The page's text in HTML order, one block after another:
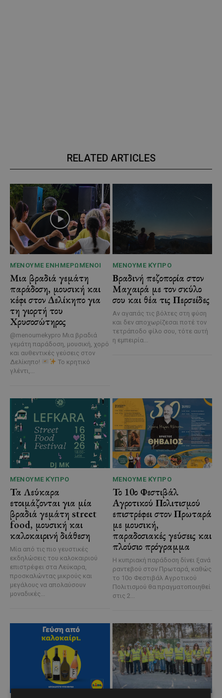
RELATED ARTICLES
ΜΈΝΟΥΜΕ ΕΝΗΜΕΡΩΜΈΝΟΙ
Μια βραδιά γεμάτη
παράδοση, μουσική και
κέφι στον Δελίκηπο για
τη γιορτή του
Χρυσοσώτηρος
@menoumekypro Μια βραδιά
γεμάτη παράδοση, μουσική, χορό
και αυθεντικές γεύσεις στον
Δελίκηπο!
Το κρητικό
γλέντι,...
ΜΈΝΟΥΜΕ ΚΎΠΡΟ
Βραδινή πεζοπορία στον
Μαχαιρά με τον σκύλο
σου και θέα τις Περσείδες
Αν αγαπάς τις βόλτες στη φύση
και δεν αποχωρίζεσαι ποτέ τον
τετράποδο φίλο σου, τότε αυτή
η εμπειρία...
ΜΈΝΟΥΜΕ ΚΎΠΡΟ
Τα Λεύκαρα
ετοιμάζονται για μία
βραδιά γεμάτη street
food, μουσική και
καλοκαιρινή διάθεση
Μία από τις πιο γευστικές
εκδηλώσεις του καλοκαιριού
επιστρέφει στα Λεύκαρα,
προσκαλώντας μικρούς και
μεγάλους να απολαύσουν
μοναδικές...
ΜΈΝΟΥΜΕ ΚΎΠΡΟ
Το 10ο Φεστιβάλ
Αγροτικού Πολιτισμού
επιστρέφει στον Πρωταρά
με μουσική,
παραδοσιακές γεύσεις και
πλούσιο πρόγραμμα
Η κυπριακή παράδοση δίνει ξανά
ραντεβού στον Πρωταρά, καθώς
το 10ο Φεστιβάλ Αγροτικού
Πολιτισμού θα πραγματοποιηθεί
στις 2...